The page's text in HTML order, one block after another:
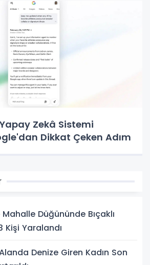
Zekâ Sistemi
Dikkat Çeken Adım
Mahalle Düğününde Bıçaklı
Kişi Yaralandı
Denize Giren Kadın Son